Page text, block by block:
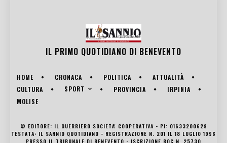
IL PRIMO QUOTIDIANO DI BENEVENTO
HOME CRONACA POLITICA
ATTUALITÀ
CULTURA
SPORT PROVINCIA
IRPINIA
MOLISE
© EDITORE: IL GUERRIERO SOCIETA' COOPERATIVA - PI: 01633200629
TESTATA: IL SANNIO QUOTIDIANO - REGISTRAZIONE N. 201 IL 18 LUGLIO 1996
PRESSO IL TRIBUNALE DI BENEVENTO - ISCRIZIONE ROC N. 25730